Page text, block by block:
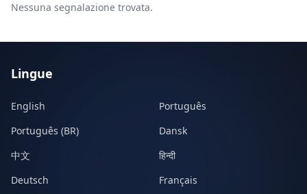
Nessuna segnalazione trovata.
Lingue
English
Português
Português (BR)
Dansk
中文
हिन्दी
Deutsch
Français